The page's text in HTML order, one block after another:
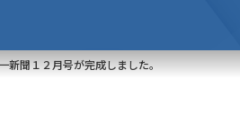
新聞１２月号が完成しました。